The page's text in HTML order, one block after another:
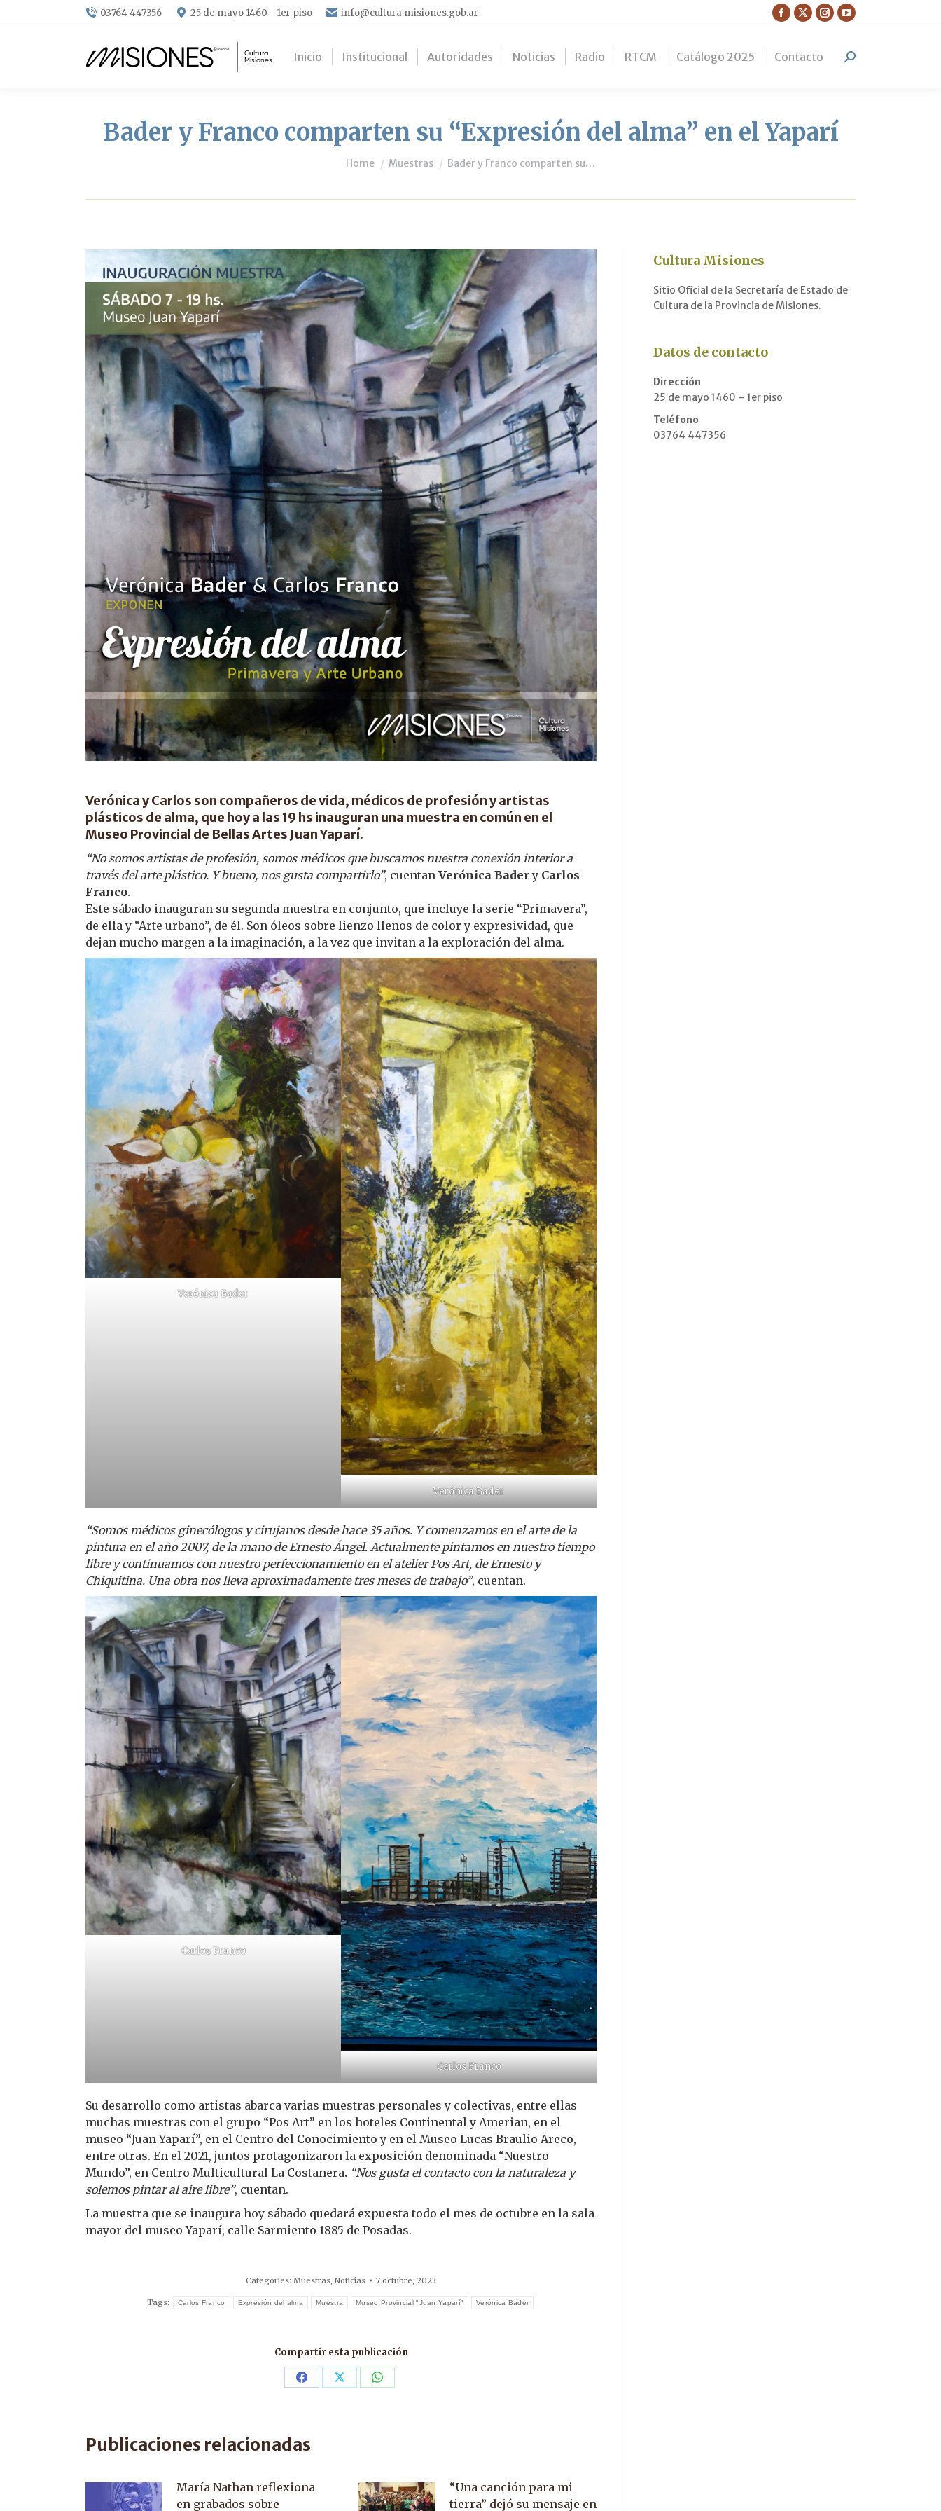
03764 447356 25 de mayo 1460 - 1er piso info@cultura.misiones.gob.ar
Facebook
opens
X
opens
Instagram
opens
YouTube
opens
Inicio Institucional Autoridades Noticias Radio RTCM Catálogo 2025 Contacto Search:
Bader y Franco comparten su “Expresión del alma” en el Yaparí
You are here:
Home Muestras Bader y Franco comparten su…
Verónica y Carlos son compañeros de vida, médicos de profesión y artistas
plásticos de alma, que hoy a las 19 hs inauguran una muestra en común en el
Museo Provincial de Bellas Artes Juan Yaparí.
“No somos artistas de profesión, somos médicos que buscamos nuestra conexión interior a
través del arte plástico. Y bueno, nos gusta compartirlo”, cuentan Verónica Badery Carlos
Franco.
Este sábado inauguran su segunda muestra en conjunto, que incluye la serie “Primavera”,
de ella y “Arte urbano”, de él. Son óleos sobre lienzo llenos de color y expresividad, que
dejan mucho margen a la imaginación, a la vez que invitan a la exploración del alma.
Verónica Bader
Verónica Bader
“Somos médicos ginecólogos y cirujanos desde hace 35 años. Y comenzamos en el arte de la
pintura en el año 2007, de la mano de Ernesto Ángel. Actualmente pintamos en nuestro tiempo
libre y continuamos con nuestro perfeccionamiento en el atelier Pos Art, de Ernesto y
Chiquitina. Una obra nos lleva aproximadamente tres meses de trabajo”, cuentan.
Carlos Franco
Carlos Franco
Su desarrollo como artistas abarca varias muestras personales y colectivas, entre ellas
muchas muestras con el grupo “Pos Art” en los hoteles Continental y Amerian, en el
museo “Juan Yaparí”, en el Centro del Conocimiento y en el Museo Lucas Braulio Areco,
entre otras. En el 2021, juntos protagonizaron la exposición denominada “Nuestro
Mundo”, en Centro Multicultural La Costanera. “Nos gusta el contacto con la naturaleza y
solemos pintar al aire libre”, cuentan.
La muestra que se inaugura hoy sábado quedará expuesta todo el mes de octubre en la sala
mayor del museo Yaparí, calle Sarmiento 1885 de Posadas.
Categories: Muestras Noticias 7 octubre, 2023
Tags: Carlos Franco Expresión del alma Muestra Museo Provincial "Juan Yaparí" Verónica Bader
Compartir esta publicación
Share Share Share
Publicaciones relacionadas
María Nathan reflexiona
en grabados sobre
“Una canción para mi
tierra” dejó su mensaje en
Cultura Misiones
Sitio Oficial de la Secretaría de Estado de
Cultura de la Provincia de Misiones.
Datos de contacto
Dirección
25 de mayo 1460 – 1er piso
Teléfono
03764 447356